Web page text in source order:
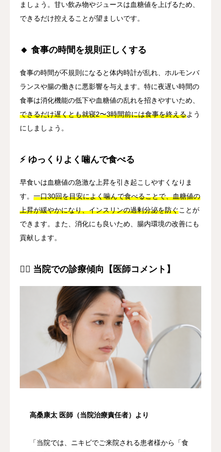
ましょう。甘い飲み物やジュースは血糖値を上げるため、
できるだけ控えることが望ましいです。
🔸 食事の時間を規則正しくする
食事の時間が不規則になると体内時計が乱れ、ホルモンバ
ランスや腸の働きに悪影響を与えます。特に夜遅い時間の
食事は消化機能の低下や血糖値の乱れを招きやすいため、
できるだけ遅くとも就寝2〜3時間前には食事を終えるよう
にしましょう。
⚡ ゆっくりよく噛んで食べる
早食いは血糖値の急激な上昇を引き起こしやすくなりま
す。 一口30回を目安によく噛んで食べることで、血糖値の
上昇が緩やかになり、インスリンの過剰分泌を防ぐことが
できます。また、消化にも良いため、腸内環境の改善にも
貢献します。
👨‍⚕️ 当院での診療傾向【医師コメント】
高桑康太 医師（当院治療責任者）より
「当院では、ニキビでご来院される患者様から「食